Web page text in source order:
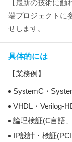
【最新の技術に
端プロジェクトに
せします。
具体的には
【業務例】
SystemC・
VHDL・Verilog-
論理検証(C言語
IP設計・検証